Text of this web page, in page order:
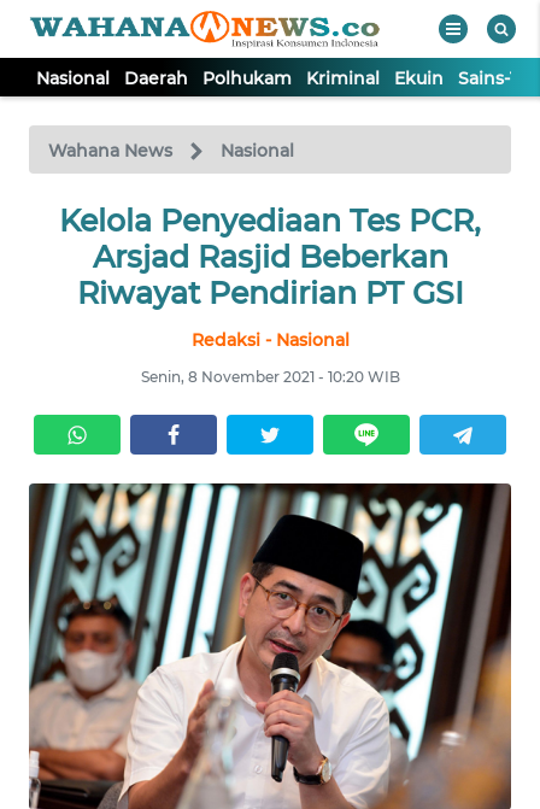
Nasional Daerah Polhukam Kriminal Ekuin Sains-
Wahana News Nasional
Kelola Penyediaan Tes PCR,
Arsjad Rasjid Beberkan
Riwayat Pendirian PT GSI
Redaksi - Nasional
Senin, 8 November 2021 - 10:20 WIB
TV
Tutup
NASIONAL
DAERAH
KRIMINAL
EKUIN
SAINS-TEKNO
KESEHATAN
INTERNASIONAL
SERBA-SERBI